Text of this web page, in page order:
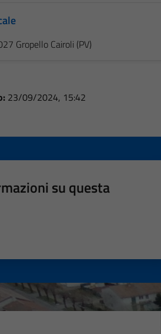
Gropello Cairoli (PV)
23/09/2024, 15:42
su questa